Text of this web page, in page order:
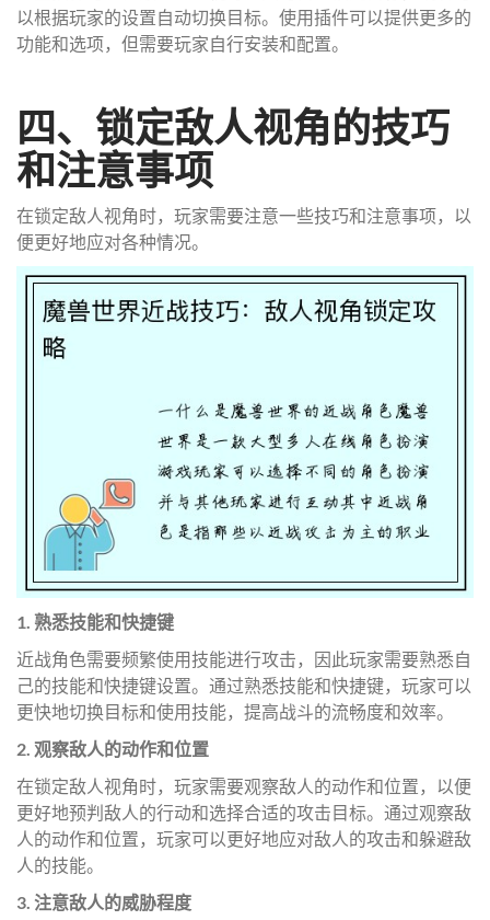
以根据玩家的设置自动切换目标。使用插件可以提供更多的
功能和选项，但需要玩家自行安装和配置。
四、锁定敌人视角的技巧
和注意事项
在锁定敌人视角时，玩家需要注意一些技巧和注意事项，以
便更好地应对各种情况。
1. 熟悉技能和快捷键
近战角色需要频繁使用技能进行攻击，因此玩家需要熟悉自
己的技能和快捷键设置。通过熟悉技能和快捷键，玩家可以
更快地切换目标和使用技能，提高战斗的流畅度和效率。
2. 观察敌人的动作和位置
在锁定敌人视角时，玩家需要观察敌人的动作和位置，以便
更好地预判敌人的行动和选择合适的攻击目标。通过观察敌
人的动作和位置，玩家可以更好地应对敌人的攻击和躲避敌
人的技能。
3. 注意敌人的威胁程度